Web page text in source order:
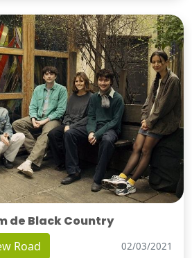
de Black Country
Road 02/03/2021